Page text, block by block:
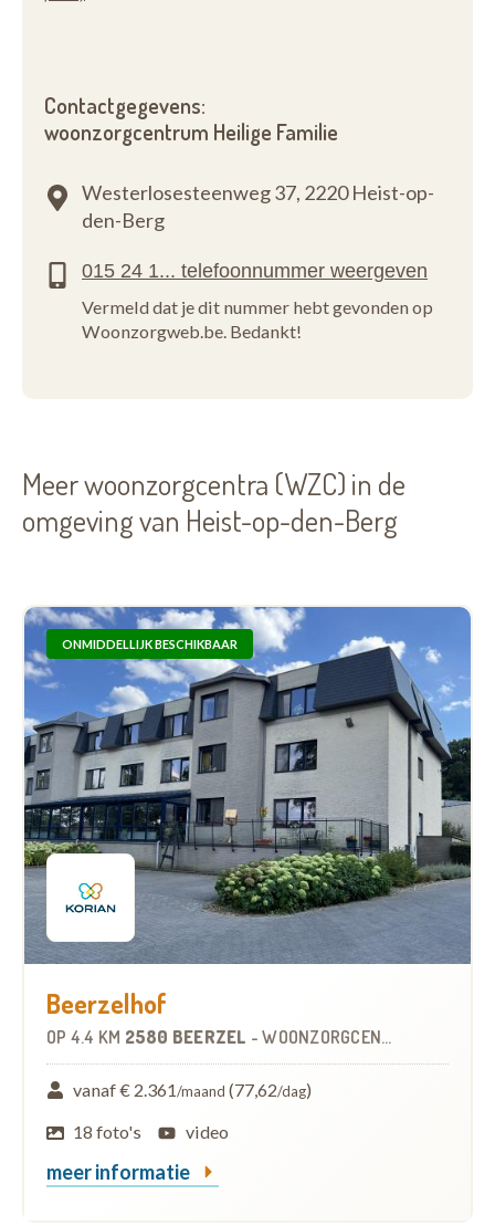
Contactgegevens:
woonzorgcentrum Heilige Familie
Westerlosesteenweg 37, 2220 Heist-op-
den-Berg
Vermeld dat je dit nummer hebt gevonden op
Woonzorgweb.be. Bedankt!
Meer woonzorgcentra (WZC) in de
omgeving van Heist-op-den-Berg
ONMIDDELLIJK BESCHIKBAAR
Beerzelhof
OP 4.4 KM 2580 BEERZEL -WOONZORGCENTRUM (WZC)
vanaf € 2.361/maand (77,62/dag)
18 foto's
video
meer informatie